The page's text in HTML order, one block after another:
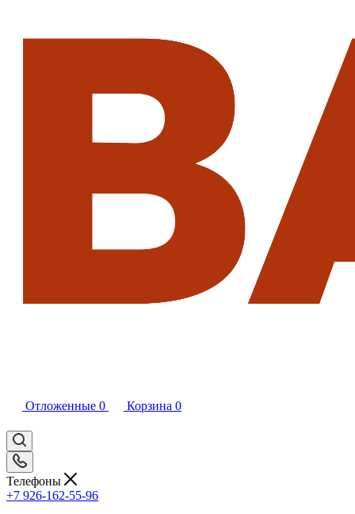
Отложенные 0 Корзина 0
Телефоны
+7 926-162-55-96